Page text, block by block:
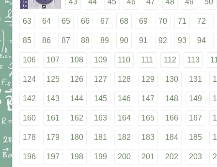
63 64 65 66 67 68 69 70 71 72
85 86 87 88 89 90 91 92 93 94
106 107 108 109 110 111 112 113
124 125 126 127 128 129 130 131
142 143 144 145 146 147 148 149
160 161 162 163 164 165 166 167
178 179 180 181 182 183 184 185
196 197 198 199 200 201 202 203